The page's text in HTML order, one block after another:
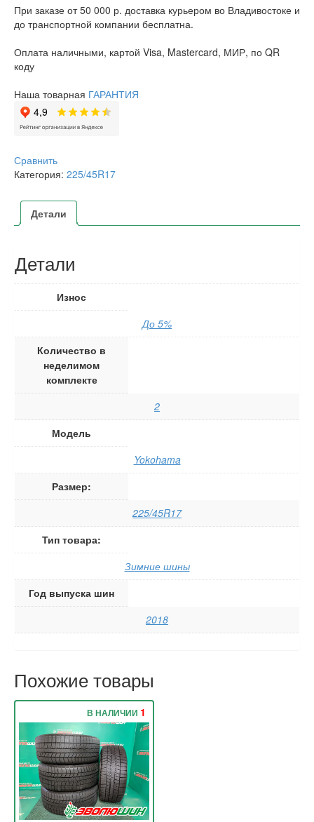
При заказе от 50 000 р. доставка курьером во Владивостоке и
до транспортной компании бесплатна.
Оплата наличными, картой Visa, Mastercard, МИР, по QR
коду
Наша товарная ГАРАНТИЯ
Сравнить
Категория: 225/45R17
Детали
Детали
Износ
До 5%
Количество в
неделимом
комплекте
2
Модель
Yokohama
Размер:
225/45R17
Тип товара:
Зимние шины
Год выпуска шин
2018
Похожие товары
В НАЛИЧИИ 1